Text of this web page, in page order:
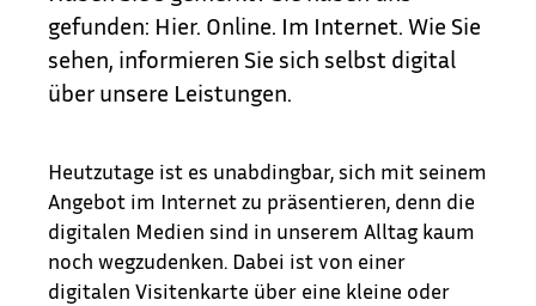
gefunden: Hier. Online. Im Internet. Wie Sie
sehen, informieren Sie sich selbst digital
über unsere Leistungen.
Heutzutage ist es unabdingbar, sich mit seinem
Angebot im Internet zu präsentieren, denn die
digitalen Medien sind in unserem Alltag kaum
noch wegzudenken. Dabei ist von einer
digitalen Visitenkarte über eine kleine oder